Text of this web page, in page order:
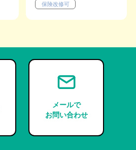
保険改修可
メールで
お問い合わせ